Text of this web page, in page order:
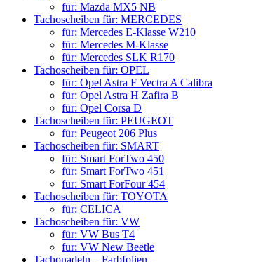
für: Mazda MX5 NB
Tachoscheiben für: MERCEDES
für: Mercedes E-Klasse W210
für: Mercedes M-Klasse
für: Mercedes SLK R170
Tachoscheiben für: OPEL
für: Opel Astra F Vectra A Calibra
für: Opel Astra H Zafira B
für: Opel Corsa D
Tachoscheiben für: PEUGEOT
für: Peugeot 206 Plus
Tachoscheiben für: SMART
für: Smart ForTwo 450
für: Smart ForTwo 451
für: Smart ForFour 454
Tachoscheiben für: TOYOTA
für: CELICA
Tachoscheiben für: VW
für: VW Bus T4
für: VW New Beetle
Tachonadeln – Farbfolien